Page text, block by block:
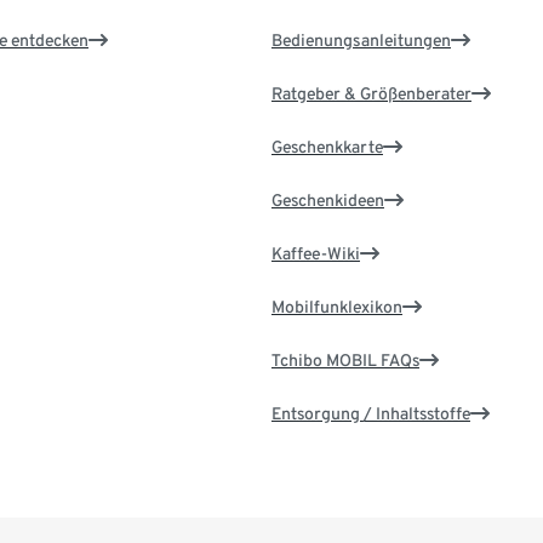
entdecken Bedienungsanleitungen
Ratgeber & Größenberater
Geschenkkarte
Geschenkideen
Kaffee-Wiki
Mobilfunklexikon
Tchibo MOBIL FAQs
Entsorgung / Inhaltsstoffe